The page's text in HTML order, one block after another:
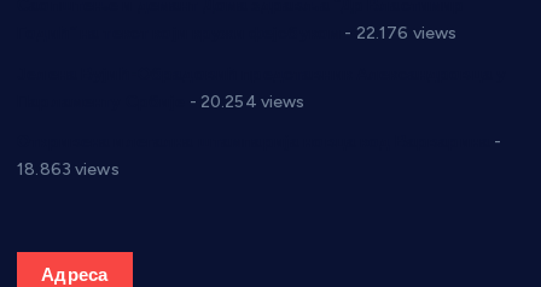
- 22.176 views
- 20.254 views
-
18.863 views
Адреса